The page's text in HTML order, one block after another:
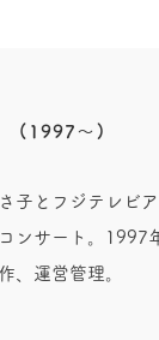
(1997〜)
子とフジテレビ
ンサート。1997
、運営管理。